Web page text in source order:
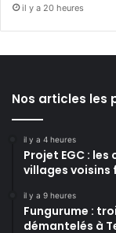
il y a 20 heures
Nos articles les
il y a 4 heures
Projet EGC :
villages
il y a 9 heures
Fungurume :
démantelés à